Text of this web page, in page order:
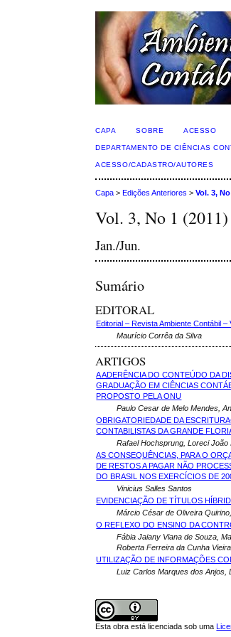
CAPA SOBRE ACESSO
DEPARTAMENTO DE CIÊNCIAS
ACESSO/CADASTRO/AUTORES
Capa >Edições Anteriores >Vol. 3,
Vol. 3, No 1 (2011)
Jan./Jun.
Sumário
EDITORAL
Editorial – Revista Ambiente Contábil –
Maurício Corrêa da Silva
ARTIGOS
A ADERÊNCIA DO CONTEÚDO DA
GRADUAÇÃO EM CIÊNCIAS
PROPOSTO PELA ONU
Paulo Cesar de Melo Mendes,
OBRIGATORIEDADE DA
CONTABILISTAS DA GRANDE
Rafael Hochsprung, Loreci João
AS CONSEQUÊNCIAS, PARA O
DE RESTOS A PAGAR NÃO
DO BRASIL NOS EXERCÍCIOS DE
Vinicius Salles Santos
EVIDENCIAÇÃO DE TÍTULOS
Márcio César de Oliveira
O REFLEXO DO ENSINO DA
Fábia Jaiany Viana de Souza,
Roberta Ferreira da Cunha Vieira
UTILIZAÇÃO DE INFORMAÇÕES
Luiz Carlos Marques dos Anjos,
Esta obra está licenciada sob uma